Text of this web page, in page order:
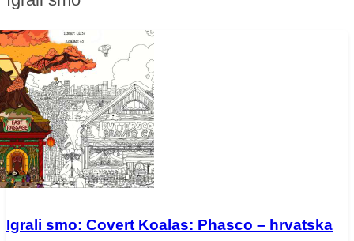
Igrali smo: Covert Koalas: Phasco – hrvatska